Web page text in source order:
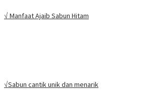
√ Manfaat Ajaib Sabun Hitam
√Sabun cantik unik dan menarik